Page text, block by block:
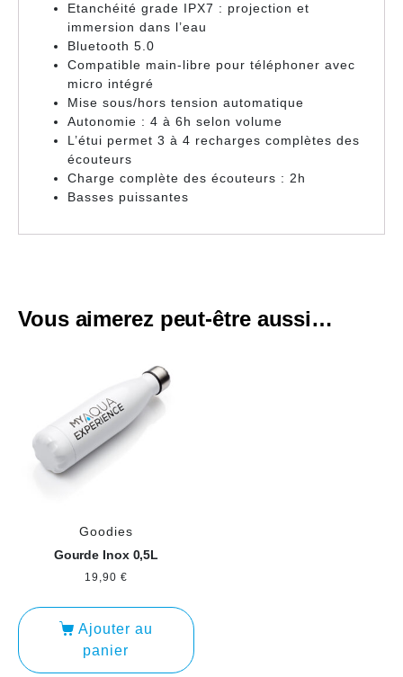
Etanchéité grade IPX7 : projection et
immersion dans l’eau
Bluetooth 5.0
Compatible main-libre pour téléphoner avec
micro intégré
Mise sous/hors tension automatique
Autonomie : 4 à 6h selon volume
L’étui permet 3 à 4 recharges complètes des
écouteurs
Charge complète des écouteurs : 2h
Basses puissantes
Vous aimerez peut-être aussi…
Goodies
Gourde Inox 0,5L
19,90 €
Ajouter au
panier